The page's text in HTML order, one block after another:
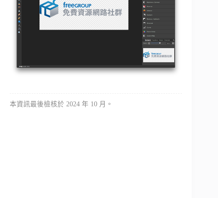
本資訊最後檢核於 2024 年 10 月。